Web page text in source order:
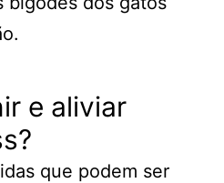
e aliviar
que podem ser